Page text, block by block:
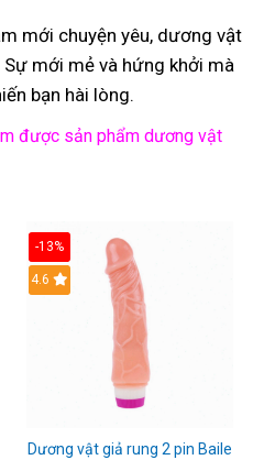
mới chuyện yêu, dương vật
mới mẻ và hứng khởi mà
bạn hài lòng.
được sản phẩm dương vật
-13%
Hot
4.6
Dương vật giả rung 2 pin Baile